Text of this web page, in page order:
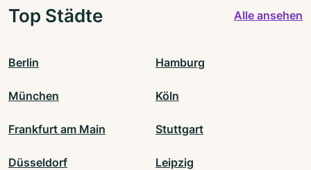
Top Städte Alle ansehen
Berlin Hamburg
München Köln
Frankfurt am Main Stuttgart
Düsseldorf Leipzig